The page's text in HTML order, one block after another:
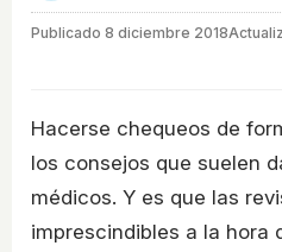
Publicado 8 diciembre 2018
Hacerse chequeos de
los consejos que suelen
médicos. Y es que las
imprescindibles a la hora